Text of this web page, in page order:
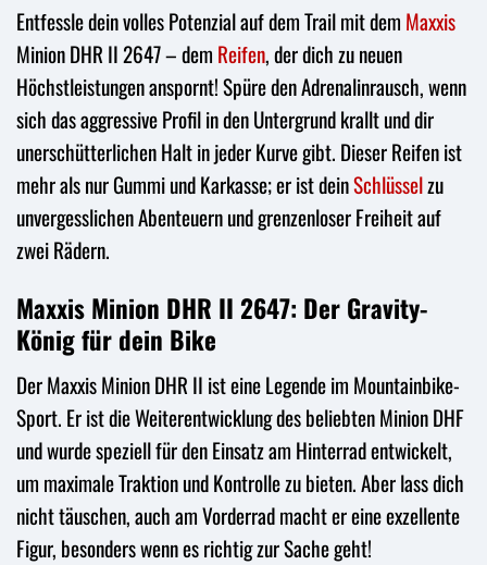
Entfessle dein volles Potenzial auf dem Trail mit dem Maxxis
Minion DHR II 2647 – dem Reifen, der dich zu neuen
Höchstleistungen anspornt! Spüre den Adrenalinrausch, wenn
sich das aggressive Profil in den Untergrund krallt und dir
unerschütterlichen Halt in jeder Kurve gibt. Dieser Reifen ist
mehr als nur Gummi und Karkasse; er ist deinSchlüsselzu
unvergesslichen Abenteuern und grenzenloser Freiheit auf
zwei Rädern.
Maxxis Minion DHR II 2647: Der Gravity-
König für dein Bike
Der Maxxis Minion DHR II ist eine Legende im Mountainbike-
Sport. Er ist die Weiterentwicklung des beliebten Minion DHF
und wurde speziell für den Einsatz am Hinterrad entwickelt,
um maximale Traktion und Kontrolle zu bieten. Aber lass dich
nicht täuschen, auch am Vorderrad macht er eine exzellente
Figur, besonders wenn es richtig zur Sache geht!